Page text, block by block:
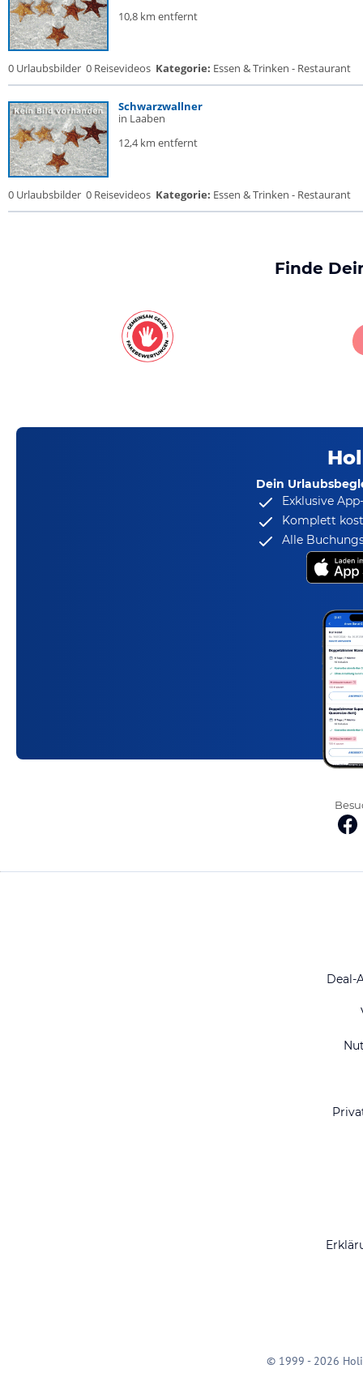
10,8 km entfernt
0 Urlaubsbilder 0 Reisevideos Kategorie: Essen & Trinken - Restaurant
Schwarzwallner
in Laaben
12,4 km entfernt
0 Urlaubsbilder 0 Reisevideos Kategorie: Essen & Trinken - Restaurant
Finde
Dein
Exklusive
Komplett
Alle
Deal-
© 1999 - 2026